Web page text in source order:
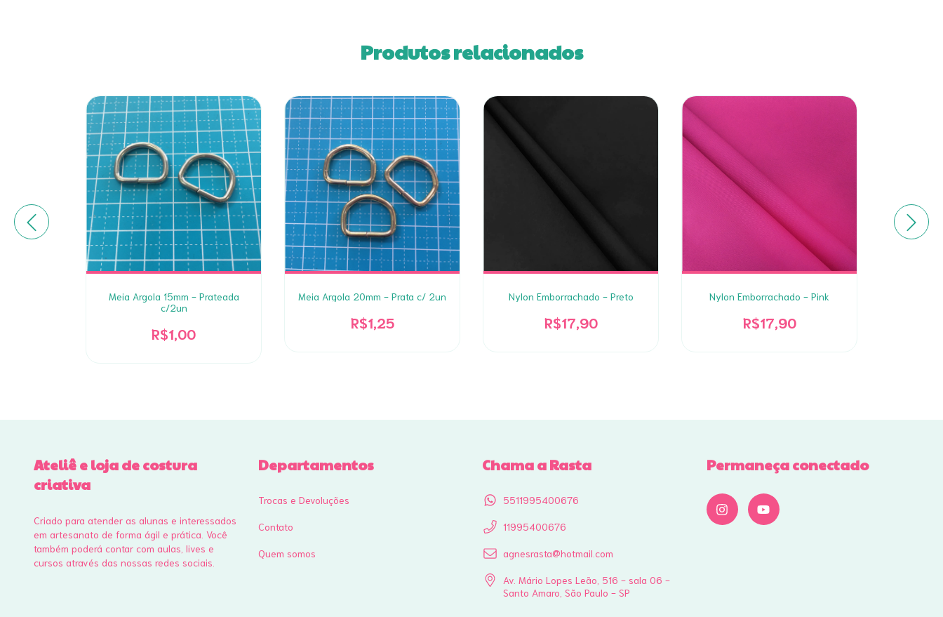
Produtos relacionados
Meia Argola 15mm - Prateada
c/2un
R$1,00
Meia Argola 20mm - Prata c/ 2un
R$1,25
Nylon Emborrachado - Preto
R$17,90
Nylon Emborrachado - Pink
R$17,90
Ateliê e loja de costura
criativa
Criado para atender as alunas e interessados
em artesanato de forma ágil e prática. Você
também poderá contar com aulas, lives e
cursos através das nossas redes sociais.
Departamentos
Trocas e Devoluções
Contato
Quem somos
Chama a Rasta
5511995400676
11995400676
agnesrasta@hotmail.com
Av. Mário Lopes Leão, 516 - sala 06 -
Santo Amaro, São Paulo - SP
Permaneça conectado